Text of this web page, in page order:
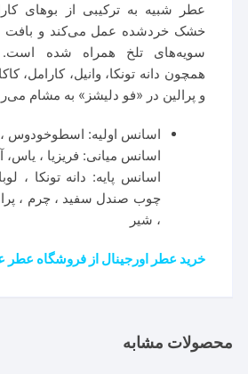
عطر شبیه به ترکیبی از بوهای
خشک خردشده عمل می‌کند و بافت
سویه‌های تلخ همراه شده است.
همچون دانه تونکا، وانیل، ‌کارامل،
و پرالین در «فو دلیشز» به مشام
اسانس اولیه: اسطوخودوس ،
اسانس میانی: فریزیا ، یاس،
اسانس پایه: دانه تونکا ،
چوب صندل سفید ، چرم ،
، شیر
خرید عطر اورجینال از فروشگاه عطر
محصولات مشابه